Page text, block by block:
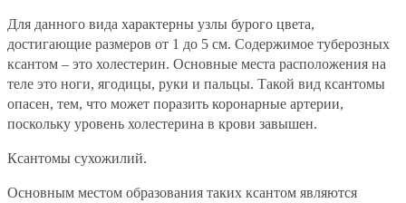
Для данного вида характерны узлы бурого цвета,
достигающие размеров от 1 до 5 см. Содержимое туберозных
ксантом – это холестерин. Основные места расположения на
теле это ноги, ягодицы, руки и пальцы. Такой вид ксантомы
опасен, тем, что может поразить коронарные артерии,
поскольку уровень холестерина в крови завышен.
Ксантомы сухожилий.
Основным местом образования таких ксантом являются